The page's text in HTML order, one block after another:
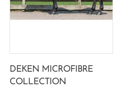
DEKEN MICROFIBRE
COLLECTION